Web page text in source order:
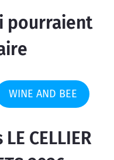
pourraient
WINE AND BEE
CELLIER